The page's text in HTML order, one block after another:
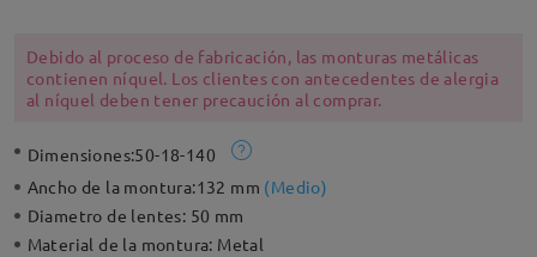
Debido al proceso de fabricación, las monturas metálicas
contienen níquel. Los clientes con antecedentes de alergia
al níquel deben tener precaución al comprar.
Dimensiones:50-18-140
Ancho de la montura:132 mm (Medio)
Diametro de lentes: 50 mm
Material de la montura: Metal